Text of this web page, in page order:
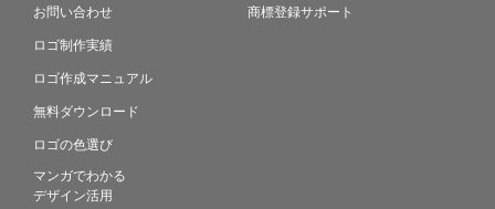
お問い合わせ
ロゴ制作実績
ロゴ作成マニュアル
無料ダウンロード
ロゴの色選び
マンガでわかる
デザイン活用
商標登録サポート